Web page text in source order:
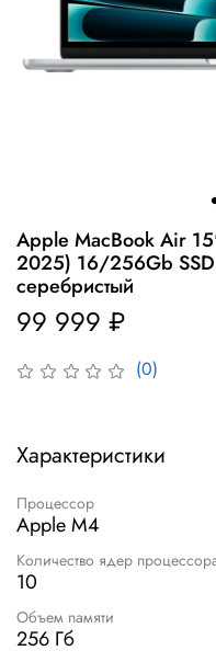
(0)
Apple MacBook Air
2025) 16/256Gb
серебристый
99 999 ₽
Характеристики
Процессор
Apple M4
Количество ядер
10
Объем памяти
256 Гб